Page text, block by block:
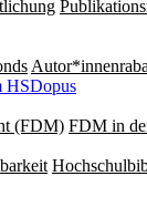
HSDopus
(FDM) FDM in